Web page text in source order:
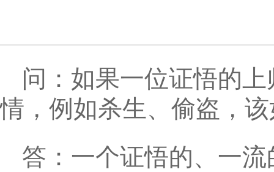
问：如果一位证悟的
情，例如杀生、偷盗，
答：一个证悟的、一